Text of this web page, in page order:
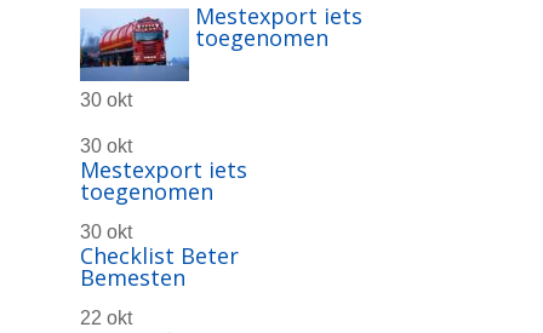
Mestexport iets
toegenomen
30 okt
30 okt
Mestexport iets
toegenomen
30 okt
Checklist Beter
Bemesten
22 okt